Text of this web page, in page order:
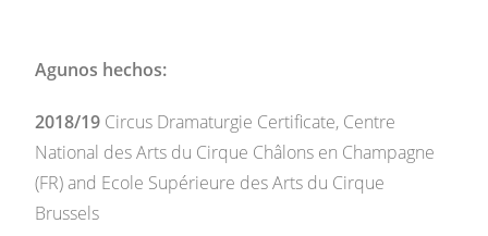
Agunos hechos:
2018/19 Circus Dramaturgie Certificate, Centre
National des Arts du Cirque Châlons en Champagne
(FR) and Ecole Supérieure des Arts du Cirque
Brussels